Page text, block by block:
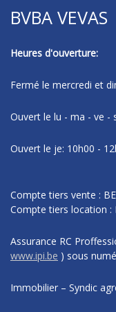
BVBA VEVAS
Heures d'ouverture:
Fermé le mercredi et
Ouvert le lu - ma - ve -
Ouvert le je: 10h00 -
Compte tiers vente :
Compte tiers location :
Assurance RC
www.ipi.be ) sous
Immobilier – Syndic